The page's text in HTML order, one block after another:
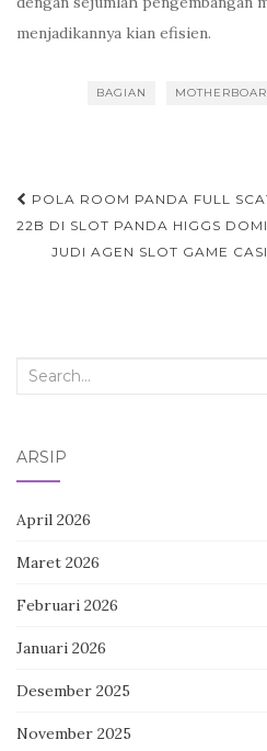
menjadikannya kian efisien.
BAGIAN
Navigasi
tulisan
POLA ROOM PANDA FULL
22B DI SLOT PANDA HIGGS
JUDI AGEN SLOT GAME
Search
ARSIP
April 2026
Maret 2026
Februari 2026
Januari 2026
Desember 2025
November 2025